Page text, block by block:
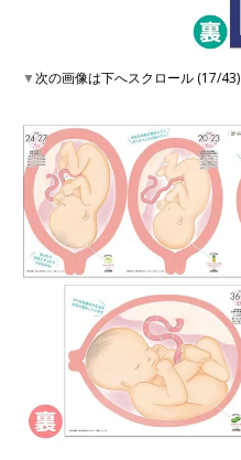
▼次の画像は下へスクロール (17/43)